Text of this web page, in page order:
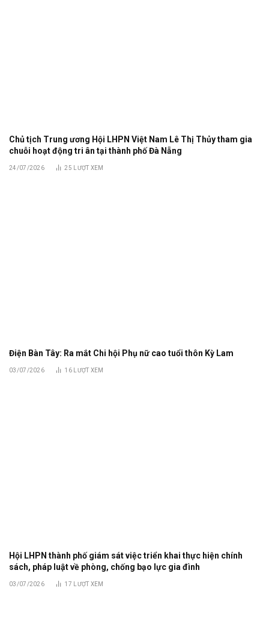
Chủ tịch Trung ương Hội LHPN Việt Nam Lê Thị Thủy tham gia
chuỗi hoạt động tri ân tại thành phố Đà Nẵng
24/07/2026 25 LƯỢT XEM
Điện Bàn Tây: Ra mắt Chi hội Phụ nữ cao tuổi thôn Kỳ Lam
03/07/2026 16 LƯỢT XEM
Hội LHPN thành phố giám sát việc triển khai thực hiện chính
sách, pháp luật về phòng, chống bạo lực gia đình
03/07/2026 17 LƯỢT XEM